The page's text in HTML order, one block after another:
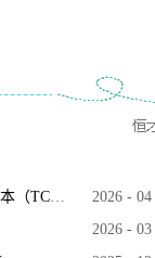
）？ 2026 - 04
2026 - 03